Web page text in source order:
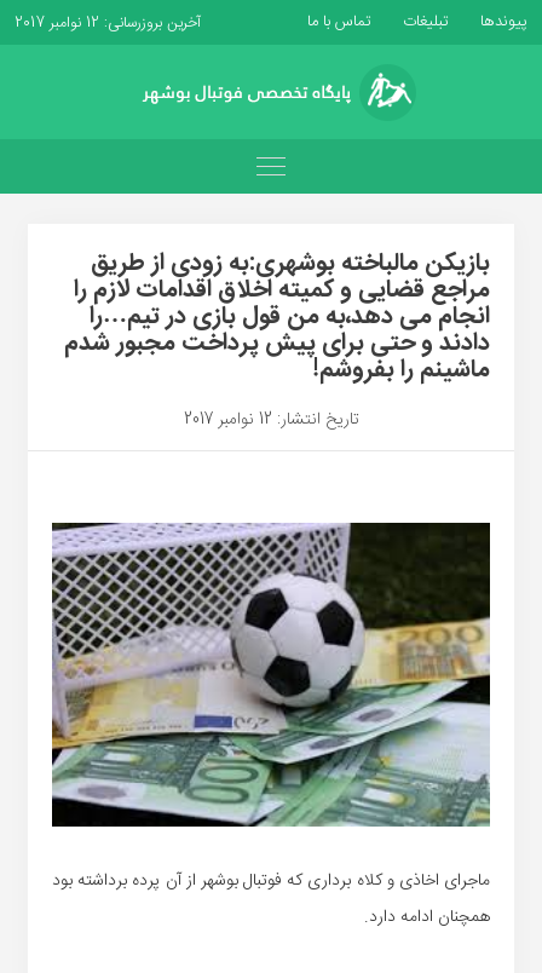
پیوندها تبلیغات تماس با ما آخرین بروزرسانی: 12 نوامبر 2017
بازیکن مالباخته بوشهری:به زودی از طریق
مراجع قضایی و کمیته اخلاق اقدامات لازم را
انجام می دهد،به من قول بازی در تیم…را
دادند و حتی برای پیش پرداخت مجبور شدم
ماشینم را بفروشم!
تاریخ انتشار: 12 نوامبر 2017
ماجرای اخاذی و کلاه برداری که فوتبال بوشهر از آن پرده برداشته بود
همچنان ادامه دارد.